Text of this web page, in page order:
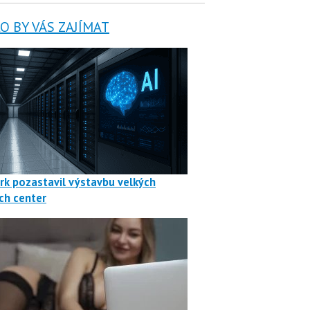
BY VÁS ZAJÍMAT
pozastavil výstavbu velkých
center